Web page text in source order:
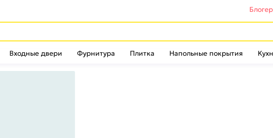
Входные двери Фурнитура Плитка Напольные покрытия